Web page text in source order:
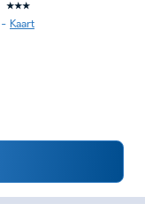
★★★
Kaart